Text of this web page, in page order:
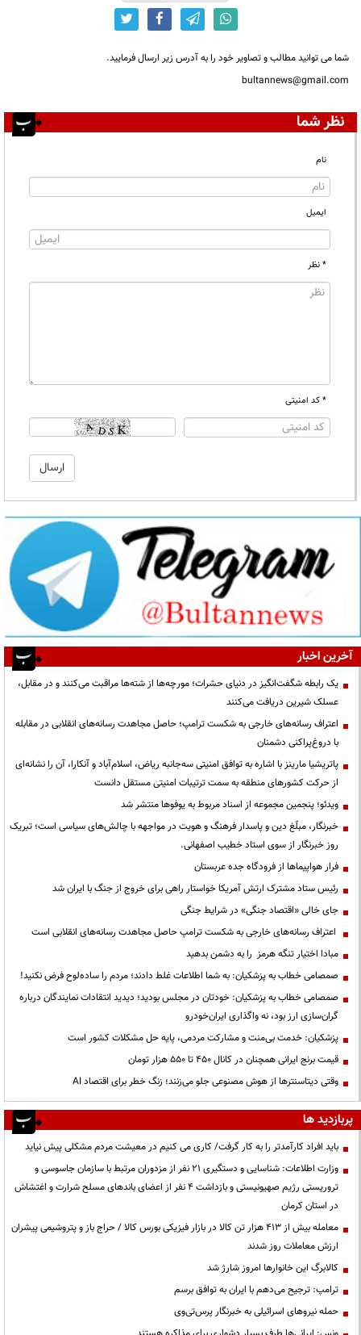
شما می توانید مطالب و تصاویر خود را به آدرس زیر ارسال فرمایید.
bultannews@gmail.com
نظر شما
نام
ایمیل
* نظر
* کد امنیتی
آخرین اخبار
یک رابطه شگفت‌انگیز در دنیای حشرات؛ مورچه‌ها از شته‌ها مراقبت می‌کنند و در مقابل،
عسلک شیرین دریافت می‌کنند
اعتراف رسانه‌های خارجی به شکست ترامپ؛ حاصل مجاهدت رسانه‌های انقلابی در مقابله
با دروغ‌پراکنی دشمنان
پاتریشیا مارینز با اشاره به توافق امنیتی سه‌جانبه ریاض، اسلام‌آباد و آنکارا، آن را نشانه‌ای
از حرکت کشورهای منطقه به سمت ترتیبات امنیتی مستقل دانست
ویدئو؛ پنجمین مجموعه از اسناد مربوط به یوفوها منتشر شد
خبرنگار، مبلّغ دین و پاسدار فرهنگ و هویت در مواجهه با چالش‌های سیاسی است؛ تبریک
روز خبرنگار از سوی استاد خطیب اصفهانی.
فرار هواپیماها از فرودگاه جده عربستان
رئیس ستاد مشترک ارتش آمریکا خواستار راهی برای خروج از جنگ با ایران شد
جای خالی «اقتصاد جنگی» در شرایط جنگی
اعتراف رسانه‌های خارجی به شکست ترامپ حاصل مجاهدت رسانه‌های انقلابی است
مبادا اختیار تنگه هرمز را به دشمن بدهید
صمصامی خطاب به پزشکیان: به شما اطلاعات غلط دادند؛ مردم را ساده‌لوح فرض نکنید!
صمصامی خطاب به پزشکیان: خودتان در مجلس بودید؛ دیدید انتقادات نمایندگان درباره
گران‌سازی ارز بود، نه واگذاری ایران‌خودرو
پزشکیان: خدمت بی‌منت و مشارکت مردمی، پایه حل مشکلات کشور است
قیمت‌ برنج ایرانی همچنان در کانال ۴۵۰ تا ۵۵۰ هزار تومان
وقتی دیتاسنترها از هوش مصنوعی جلو می‌زنند؛ زنگ خطر برای اقتصاد AI
پربازدید ها
باید افراد کارآمدتر را به کار گرفت/ کاری می کنیم در معیشت مردم مشکلی پیش نیاید
وزارت اطلاعات: شناسایی و دستگیری ۲۱ نفر از مزدوران مرتبط با سازمان جاسوسی و
تروریستی رژیم صهیونیستی و بازداشت ۴ نفر از اعضای باندهای مسلح شرارت و اغتشاش
در استان کرمان
معامله بیش از ۴۱۳ هزار تن کالا در بازار فیزیکی بورس کالا / حراج باز و پتروشیمی پیشران
ارزش معاملات روز شدند
کالابرگ این خانوارها امروز شارژ شد
ترامپ: ترجیح می‌دهم با ایران به توافق برسم
حمله نیروهای اسرائیلی به خبرنگار پرس‌تی‌وی